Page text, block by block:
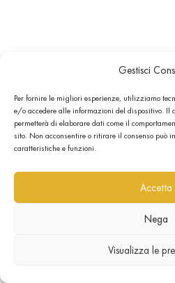
Gestisci
Per fornire le migliori esperienze, utilizziamo
e/o accedere alle informazioni del dispositivo. Il
permetterà di elaborare dati come il
sito. Non acconsentire o ritirare il consenso può
caratteristiche e funzioni.
Accetta
Nega
Visualizza le